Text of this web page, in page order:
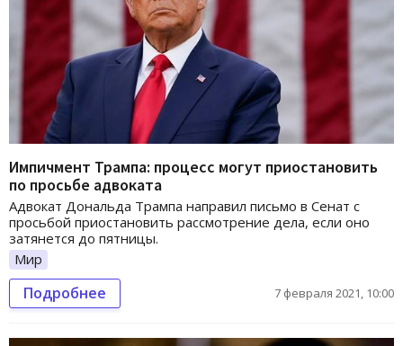
Импичмент Трампа: процесс могут приостановить
по просьбе адвоката
Адвокат Дональда Трампа направил письмо в Сенат с
просьбой приостановить рассмотрение дела, если оно
затянется до пятницы.
Мир
Подробнее 7 февраля 2021, 10:00